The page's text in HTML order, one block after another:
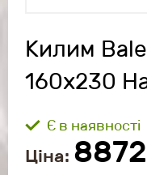
Килим
160х230
Є в наявності
Ціна: 8872